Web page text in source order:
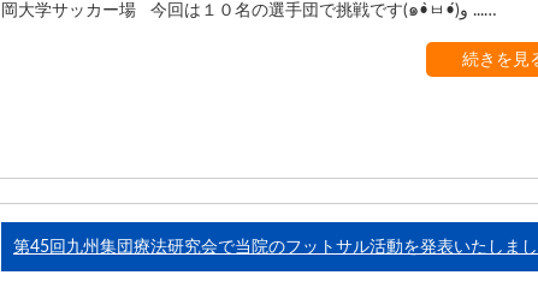
岡大学サッカー場 今回は１０名の選手団で挑戦です(๑•̀ㅂ•́)و ...…
続きを見
第45回九州集団療法研究会で当院のフットサル活動を発表いたしま